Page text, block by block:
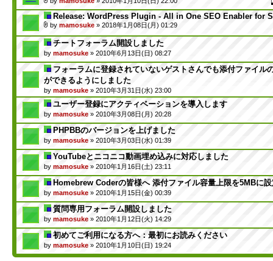
Release: WordPress Plugin - All in One SEO Enabler for
by mamosuke » 2018年1月08日(月) 01:29
チートフォーラム開設しました
by mamosuke » 2010年6月13日(日) 08:27
フォーラムに登録されていないゲストさんでも添付ファイル
ができるようにしました
by mamosuke » 2010年3月31日(水) 23:00
ユーザー登録にアクティベーションを導入します
by mamosuke » 2010年3月08日(月) 20:28
PHPBBのバージョンを上げました
by mamosuke » 2010年3月03日(水) 01:39
YouTubeとニコニコ動画埋め込みに対応しました
by mamosuke » 2010年1月16日(土) 23:11
Homebrew Coderの皆様へ 添付ファイル容量上限を5MBに
by mamosuke » 2010年1月15日(金) 00:39
質問専用フォーラム開設しました
by mamosuke » 2010年1月12日(火) 14:29
初めてご利用になる方へ：最初にお読みください
by mamosuke » 2010年1月10日(日) 19:24